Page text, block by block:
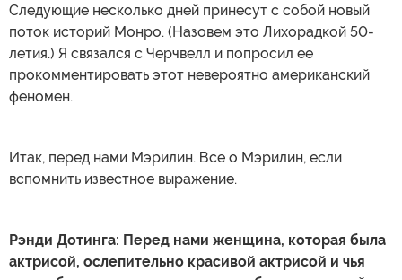
Следующие несколько дней принесут с собой новый
поток историй Монро. (Назовем это Лихорадкой 50-
летия.) Я связался с Черчвелл и попросил ее
прокомментировать этот невероятно американский
феномен.
Итак, перед нами Мэрилин. Все о Мэрилин, если
вспомнить известное выражение.
Рэнди Дотинга: Перед нами женщина, которая была
актрисой, ослепительно красивой актрисой и чья